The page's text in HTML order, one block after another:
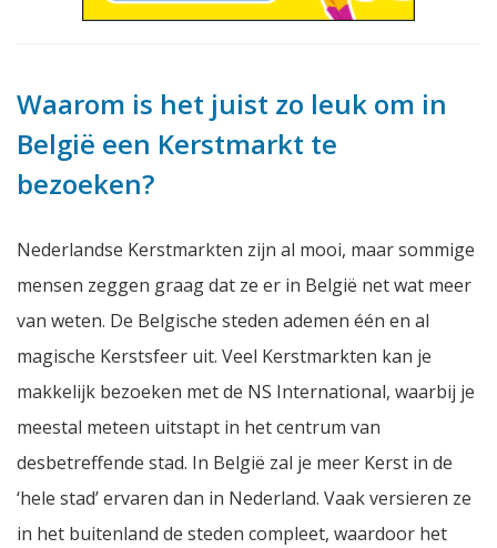
Waarom is het juist zo leuk om in
België een Kerstmarkt te
bezoeken?
Nederlandse Kerstmarkten zijn al mooi, maar sommige
mensen zeggen graag dat ze er in België net wat meer
van weten. De Belgische steden ademen één en al
magische Kerstsfeer uit. Veel Kerstmarkten kan je
makkelijk bezoeken met de NS International, waarbij je
meestal meteen uitstapt in het centrum van
desbetreffende stad. In België zal je meer Kerst in de
‘hele stad’ ervaren dan in Nederland. Vaak versieren ze
in het buitenland de steden compleet, waardoor het